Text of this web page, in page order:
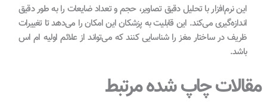
این نرم‌افزار با تحلیل دقیق تصاویر، حجم و تعداد ضایعات را به طور دقیق
اندازه‌گیری می‌کند. این قابلیت به پزشکان این امکان را می‌دهد تا تغییرات
ظریف در ساختار مغز را شناسایی کنند که می‌تواند از علائم اولیه ام اس
باشد.
مقالات چاپ شده مرتبط